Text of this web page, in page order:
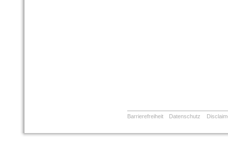
Barrierefreiheit Datenschutz